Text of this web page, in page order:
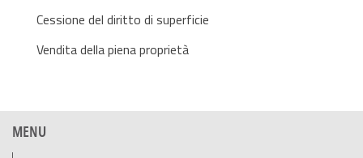
Cessione del diritto di superficie
Vendita della piena proprietà
MENU